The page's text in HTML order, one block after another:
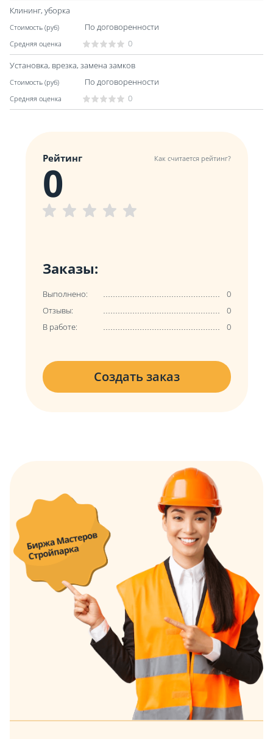
Клининг, уборка
По договоренности
0
Установка, врезка, замена замков
По договоренности
0
Рейтинг
0 Как считается рейтинг?
Заказы:
Выполнено:
0
Отзывы:
0
В работе:
0
Создать заказ